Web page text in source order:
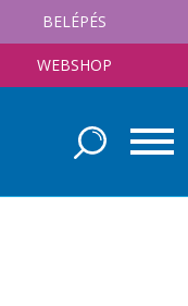
BELÉPÉS
WEBSHOP